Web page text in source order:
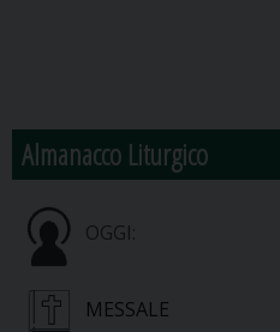
Almanacco Liturgico
OGGI:
MESSALE